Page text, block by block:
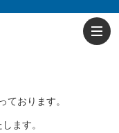
ております。
ます。